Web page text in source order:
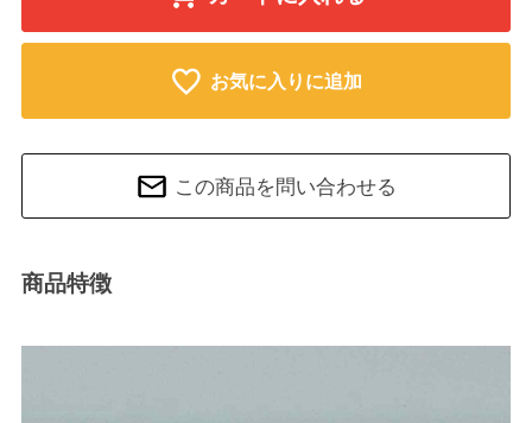
お気に入りに追加
この商品を問い合わせる
商品特徴